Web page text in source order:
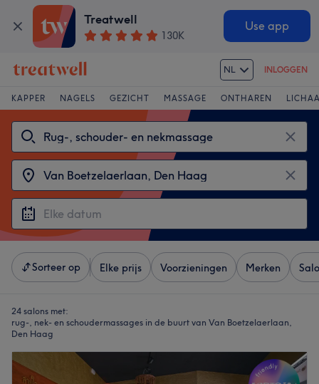
Treatwell
130K
Use app
NL INLOGGEN
KAPPER NAGELS GEZICHT MASSAGE ONTHAREN
Sorteer op Elke prijs Voorzieningen Merken
24 salons met:
rug-, nek- en schoudermassages in de buurt van Van Boetzelaerlaan,
Den Haag